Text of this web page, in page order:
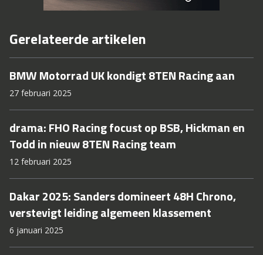
Gerelateerde artikelen
BMW Motorrad UK kondigt 8TEN Racing aan
27 februari 2025
drama: FHO Racing focust op BSB, Hickman en
Todd in nieuw 8TEN Racing team
12 februari 2025
Dakar 2025: Sanders domineert 48H Chrono,
verstevigt leiding algemeen klassement
6 januari 2025